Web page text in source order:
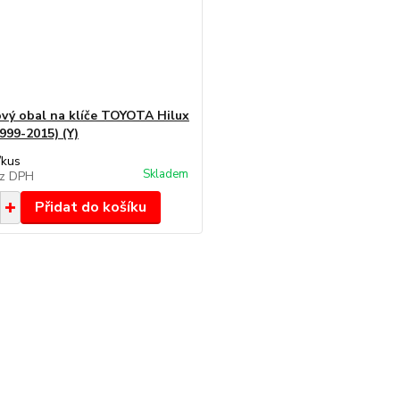
obal na klíče TOYOTA Hilux
2015) (Y)
kus
DPH
Skladem
Přidat do košíku